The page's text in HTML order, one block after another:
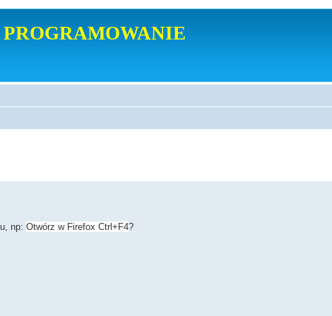
np: Otwórz w Firefox Ctrl+F4?